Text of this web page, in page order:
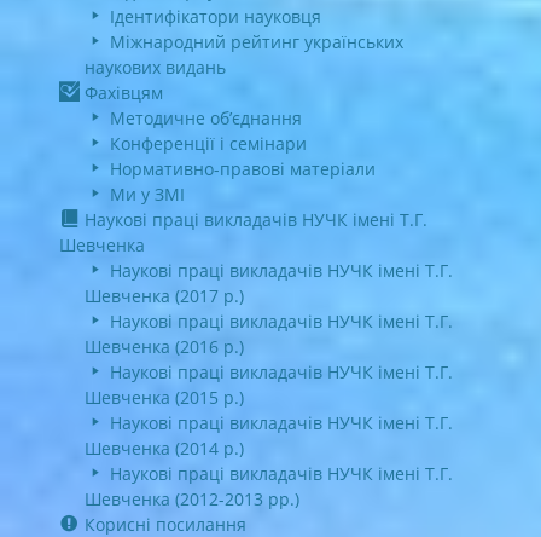
Ідентифікатори науковця
Міжнародний рейтинг українських
наукових видань
Фахівцям
Методичне об’єднання
Конференції і семінари
Нормативно-правові матеріали
Ми у ЗМІ
Наукові праці викладачів НУЧК імені Т.Г.
Шевченка
Наукові праці викладачів НУЧК імені Т.Г.
Шевченка (2017 р.)
Наукові праці викладачів НУЧК імені Т.Г.
Шевченка (2016 р.)
Наукові праці викладачів НУЧК імені Т.Г.
Шевченка (2015 р.)
Наукові праці викладачів НУЧК імені Т.Г.
Шевченка (2014 р.)
Наукові праці викладачів НУЧК імені Т.Г.
Шевченка (2012-2013 рр.)
Корисні посилання